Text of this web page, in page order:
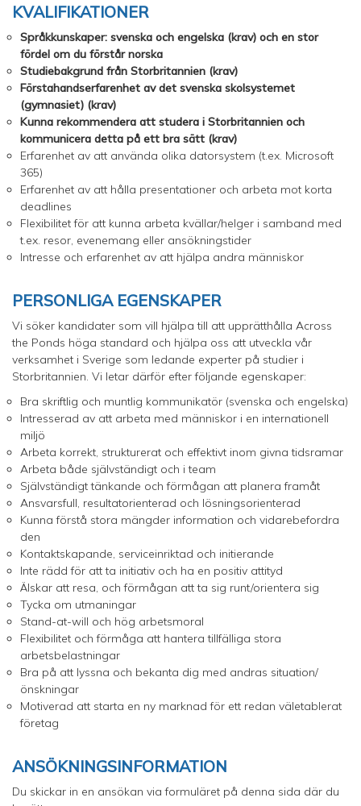
KVALIFIKATIONER
Språkkunskaper: svenska och engelska (krav) och en stor
fördel om du förstår norska
Studiebakgrund från Storbritannien (krav)
Förstahandserfarenhet av det svenska skolsystemet
(gymnasiet) (krav)
Kunna rekommendera att studera i Storbritannien och
kommunicera detta på ett bra sätt (krav)
Erfarenhet av att använda olika datorsystem (t.ex. Microsoft
365)
Erfarenhet av att hålla presentationer och arbeta mot korta
deadlines
Flexibilitet för att kunna arbeta kvällar/helger i samband med
t.ex. resor, evenemang eller ansökningstider
Intresse och erfarenhet av att hjälpa andra människor
PERSONLIGA EGENSKAPER
Vi söker kandidater som vill hjälpa till att upprätthålla Across
the Ponds höga standard och hjälpa oss att utveckla vår
verksamhet i Sverige som ledande experter på studier i
Storbritannien. Vi letar därför efter följande egenskaper:
Bra skriftlig och muntlig kommunikatör (svenska och engelska)
Intresserad av att arbeta med människor i en internationell
miljö
Arbeta korrekt, strukturerat och effektivt inom givna tidsramar
Arbeta både självständigt och i team
Självständigt tänkande och förmågan att planera framåt
Ansvarsfull, resultatorienterad och lösningsorienterad
Kunna förstå stora mängder information och vidarebefordra
den
Kontaktskapande, serviceinriktad och initierande
Inte rädd för att ta initiativ och ha en positiv attityd
Älskar att resa, och förmågan att ta sig runt/orientera sig
Tycka om utmaningar
Stand-at-will och hög arbetsmoral
Flexibilitet och förmåga att hantera tillfälliga stora
arbetsbelastningar
Bra på att lyssna och bekanta dig med andras situation/
önskningar
Motiverad att starta en ny marknad för ett redan väletablerat
företag
ANSÖKNINGSINFORMATION
Du skickar in en ansökan via formuläret på denna sida där du